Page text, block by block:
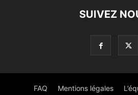
SUIVEZ
FAQ Mentions légales